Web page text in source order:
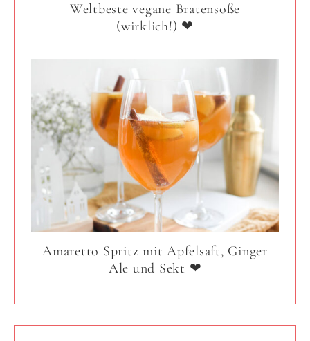
Weltbeste vegane Bratensoße
(wirklich!) ❤
Amaretto Spritz mit Apfelsaft, Ginger
Ale und Sekt ❤